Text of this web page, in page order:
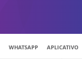
WHATSAPP APLICATIVO